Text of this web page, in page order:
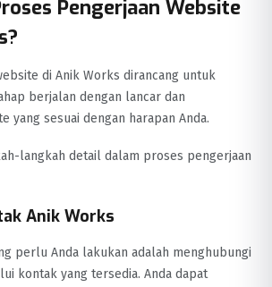
Pengerjaan Website
di Anik Works dirancang untuk
berjalan dengan lancar dan
yang sesuai dengan harapan Anda.
langkah detail dalam proses pengerjaan
Anik Works
perlu Anda lakukan adalah menghubungi
kontak yang tersedia. Anda dapat